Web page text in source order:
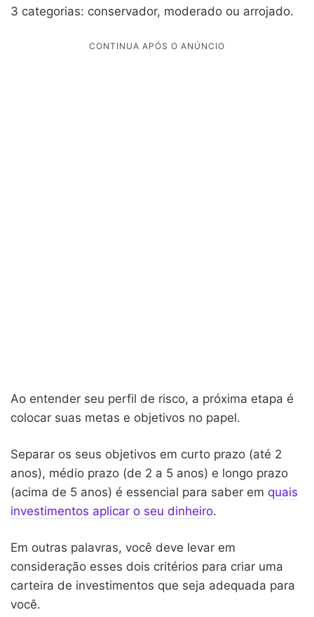
3 categorias: conservador, moderado ou arrojado.
Ao entender seu perfil de risco, a próxima etapa é
colocar suas metas e objetivos no papel.
Separar os seus objetivos em curto prazo (até 2
anos), médio prazo (de 2 a 5 anos) e longo prazo
(acima de 5 anos) é essencial para saber em quais
investimentos aplicar o seu dinheiro.
Em outras palavras, você deve levar em
consideração esses dois critérios para criar uma
carteira de investimentos que seja adequada para
você.